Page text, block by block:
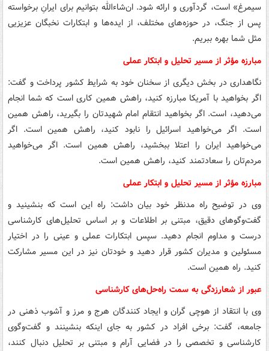
سیمرغ» است، گردآوری و ارائه شود. ان‌شاءالله بتوانیم برای ایرانِ برخواسته
پس از جنگ، در حوزه‌های مختلف، از ایده‌ها و ابتکارات نخبگان عزیزیی
مثل شما بهره ببریم.
مبارزه مؤثر از مسیر تحلیل و ابتکار عملی
نگاهداری در بخش دیگری از سخنان خود به شرایط کشور پرداخت و گفت:
اگر بخواهید با آمریکا مبارزه کنید، راهش همین کاری است که شما انجام
می‌دهید، است. اگر بخواهید انتقام امام شهیدتان را بگیرید، راهش همین
است. اگر می‌خواهید اسرائیل را نابود کنید، راهش همین است. اگر
می‌خواهید ایران را اعتلا ببخشید، راهش همین است. اگر می‌خواهید
مردم‌تان را سعادتمند کنید، راهش همین است.
مبارزه مؤثر از مسیر تحلیل و ابتکار عملی
وی در توضیح راه مدنظر خود بیان داشت: راه این است که بنشینید و
گفت‌وگوهای دقیق، مبتنی بر اطلاعات و بر اساس تحلیل‌های کارشناسی
درست و مداوم انجام دهید. سپس ابتکارات عملی و عینی را در اختیار
مسئولین و مدیران کشور قرار دهید و خودتان نیز در این مسیر مشارکت
کنید. راه همین است.
عبور از شعارزدگی به سمت راه‌حل‌های کارشناسی
وی با انتقاد از هوچی گران و ایجاد کنندگان هرج و مرز و آشوب ذهنی در
جامعه، گفت: برخی افراد در کشور به جای اینکه بنشینند و گفت‌وگوی
کارشناسی و تخصصی را در فضایی آرام و مبتنی بر تحلیل دنبال کنند،